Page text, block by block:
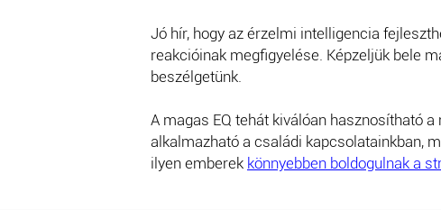
Jó hír, hogy az érzelmi intelligencia
reakcióinak megfigyelése. Képzeljük bele
beszélgetünk.
A magas EQ tehát kiválóan hasznosítható
alkalmazható a családi kapcsolatainkban,
ilyen emberek könnyebben boldogulnak a